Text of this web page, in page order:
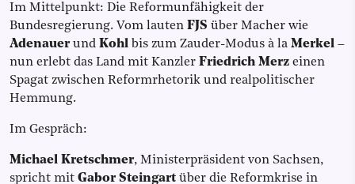
Im Mittelpunkt: Die Reformunfähigkeit der
Bundesregierung. Vom lauten FJS über Macher wie
Adenauerund Kohl bis zum Zauder-Modus à la Merkel –
nun erlebt das Land mit Kanzler Friedrich Merz einen
Spagat zwischen Reformrhetorik und realpolitischer
Hemmung.
Im Gespräch:
Michael Kretschmer, Ministerpräsident von Sachsen,
spricht mit Gabor Steingart über die Reformkrise in